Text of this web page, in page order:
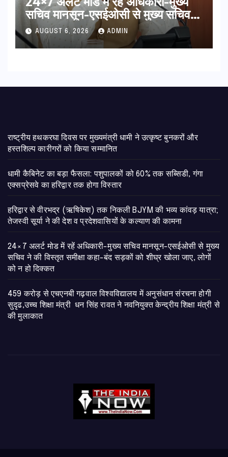
सचिव मानसून-एसईओसी से मुख्य सचिव ने
की विस्तृत समीक्षा कहा-बंद सड़कों को
शीघ्र खोला जाए, लोगों को न हो दिक्कत
AUGUST 6, 2026 ADMIN
राष्ट्रीय हथकरघा दिवस पर मुख्यमंत्री धामी ने उत्कृष्ट बुनकरों और
हस्तशिल्प कारीगरों को किया सम्मानित
​धामी कैबिनेट का बड़ा फैसला: पशुपालकों को 60% तक सब्सिडी, गंगा
एक्सप्रेसवे का हरिद्वार तक होगा विस्तार
​हरिद्वार से वीरभद्र (ऋषिकेश) तक निकली BJYM की भव्य कांवड़ यात्रा;
तेजस्वी सूर्या ने की देश व प्रदेशवासियों के कल्याण की कामना
24×7 अलर्ट मोड में रहें अधिकारी-मुख्य सचिव मानसून-एसईओसी से मुख्य
सचिव ने की विस्तृत समीक्षा कहा-बंद सड़कों को शीघ्र खोला जाए, लोगों
को न हो दिक्कत
459 करोड़ से एचएनबी गढ़वाल विश्वविद्यालय में अनुसंधान संरचना होगी
सुदृढ,उच्च शिक्षा मंत्री धन सिंह रावत ने नवनियुक्त केन्द्रीय शिक्षा मंत्री से
की मुलाकात